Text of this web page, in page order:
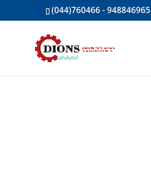
(044)760466 - 948846965